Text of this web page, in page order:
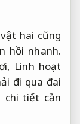
hai cũng
hồi nhanh.
Linh hoạt
đi qua đai
chi tiết cần